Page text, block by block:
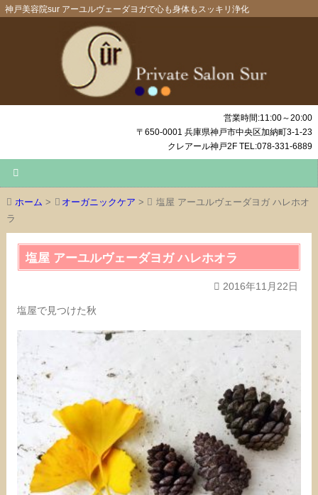
神戸美容院sur アーユルヴェーダヨガで心も身体もスッキリ浄化
営業時間:11:00～20:00
〒650-0001 兵庫県神戸市中央区加納町3-1-23
クレアール神戸2F TEL:078-331-6889
ホーム > オーガニックケア >
塩屋 アーユルヴェーダヨガ ハレホオ
ラ
塩屋 アーユルヴェーダヨガ ハレホオラ
2016年11月22日
塩屋で見つけた秋